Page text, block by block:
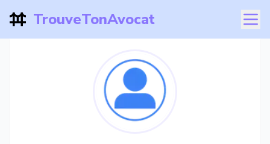
TrouveTonAvocat